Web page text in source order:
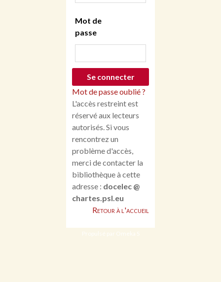
Mot de
passe
Mot de passe oublié ?
L'accès restreint est
réservé aux lecteurs
autorisés. Si vous
rencontrez un
problème d'accès,
merci de contacter la
bibliothèque à cette
adresse : docelec @
chartes.psl.eu
Retour à l'accueil
Propulsé par Omeka S